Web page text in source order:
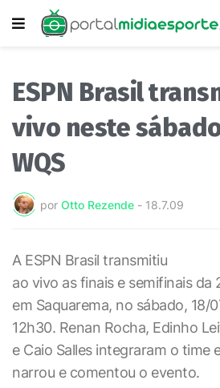
ESPN Brasil
vivo neste
WQS
por Otto Rezende - 18.7.09
A ESPN Brasil transmitiu
ao vivo as finais e semifinais da
em Saquarema, no sábado, 18/
12h30. Renan Rocha, Edinho
e Caio Salles integraram o time
narrou e comentou o evento.